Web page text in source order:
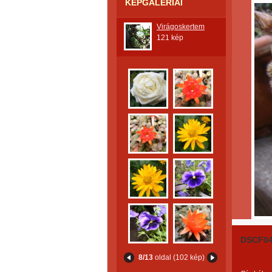
KÉPGALÉRIÁI
Virágoskertem
121 kép
8/13oldal (102 kép)